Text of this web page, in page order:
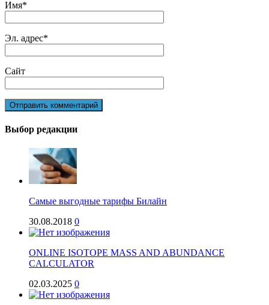
Имя*
Эл. адрес*
Сайт
Выбор редакции
Самые выгодные тарифы Билайн
30.08.2018 0
ONLINE ISOTOPE MASS AND ABUNDANCE
CALCULATOR
02.03.2025 0